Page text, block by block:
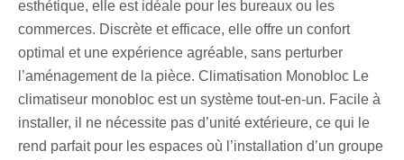
esthétique, elle est idéale pour les bureaux ou les
commerces. Discrète et efficace, elle offre un confort
optimal et une expérience agréable, sans perturber
l’aménagement de la pièce. Climatisation Monobloc Le
climatiseur monobloc est un système tout-en-un. Facile à
installer, il ne nécessite pas d’unité extérieure, ce qui le
rend parfait pour les espaces où l’installation d’un groupe